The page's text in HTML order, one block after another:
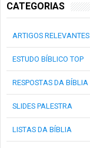
CATEGORIAS
ARTIGOS RELEVANTES
ESTUDO BÍBLICO TOP
RESPOSTAS DA BÍBLIA
SLIDES PALESTRA
LISTAS DA BÍBLIA